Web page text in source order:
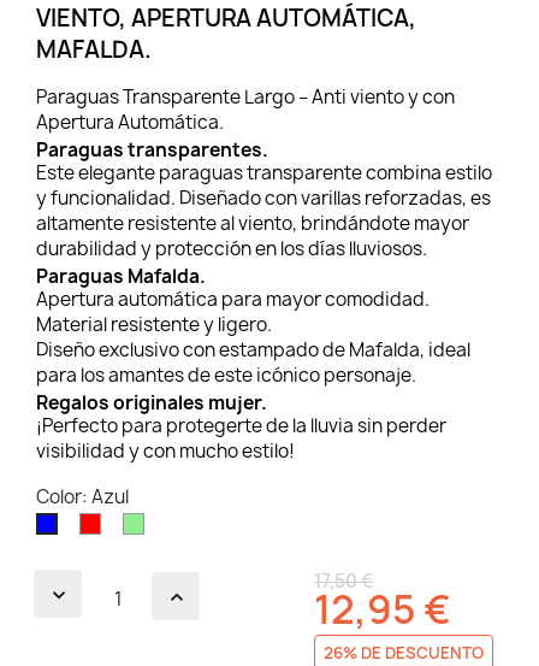
VIENTO, APERTURA AUTOMÁTICA,
MAFALDA.
Paraguas Transparente Largo – Anti viento y con
Apertura Automática.
Paraguas transparentes.
Este elegante paraguas transparente combina estilo
y funcionalidad. Diseñado con varillas reforzadas, es
altamente resistente al viento, brindándote mayor
durabilidad y protección en los días lluviosos.
Paraguas Mafalda.
Apertura automática para mayor comodidad.
Material resistente y ligero.
Diseño exclusivo con estampado de Mafalda, ideal
para los amantes de este icónico personaje.
Regalos originales mujer.
¡Perfecto para protegerte de la lluvia sin perder
visibilidad y con mucho estilo!
Color: Azul
Azul
RojoVerde
claro
17,50 €
12,95 €
26% DE DESCUENTO